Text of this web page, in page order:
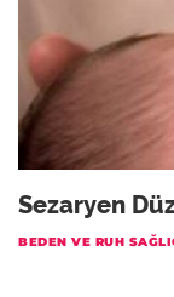
Sezaryen
BEDEN VE RUH